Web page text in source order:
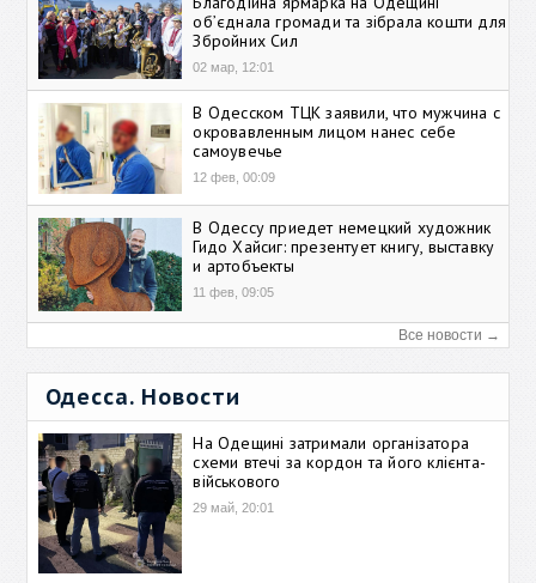
об’єднала громади та зібрала кошти для
Збройних Сил
02 мар, 12:01
В Одесском ТЦК заявили, что мужчина с
окровавленным лицом нанес себе
самоувечье
12 фев, 00:09
В Одессу приедет немецкий художник
Гидо Хайсиг: презентует книгу, выставку
и артобъекты
11 фев, 09:05
Все новости →
Одесса. Новости
На Одещині затримали організатора
схеми втечі за кордон та його клієнта-
військового
29 май, 20:01